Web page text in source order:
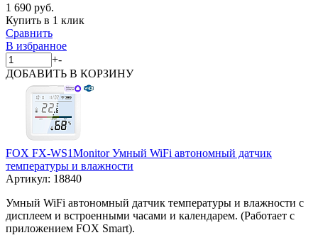
1 690 руб.
Купить в 1 клик
Сравнить
В избранное
+-
ДОБАВИТЬ В КОРЗИНУ
FOX FX-WS1Monitor Умный WiFi автономный датчик
температуры и влажности
Артикул: 18840
Умный WiFi автономный датчик температуры и влажности с
дисплеем и встроенными часами и календарем. (Работает c
приложением FOX Smart).